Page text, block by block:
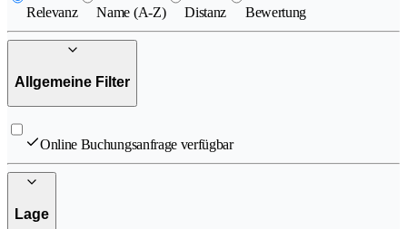
Relevanz Name (A-Z) Distanz Bewertung
Allgemeine Filter
Online Buchungsanfrage verfügbar
Lage